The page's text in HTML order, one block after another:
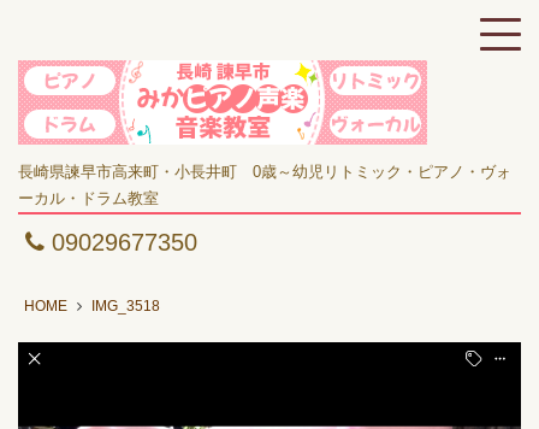
長崎県諫早市高来町・小長井町 0歳～幼児リトミック・ピアノ・ヴォ
ーカル・ドラム教室
09029677350
HOME IMG_3518